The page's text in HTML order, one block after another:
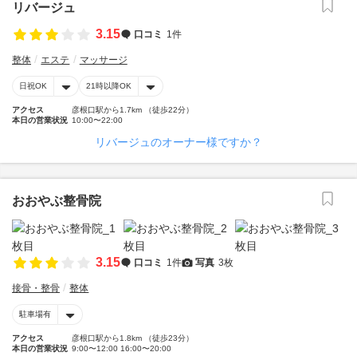
リバージュ
3.15
口コミ 1件
整体 エステ マッサージ
日祝OK 21時以降OK
アクセス
彦根口駅から1.7km （徒歩22分）
本日の営業状況 10:00〜22:00
リバージュのオーナー様ですか？
おおやぶ整骨院
3.15 口コミ 1件 写真 3枚
接骨・整骨 整体
駐車場有
アクセス
彦根口駅から1.8km （徒歩23分）
本日の営業状況 9:00〜12:00 16:00〜20:00